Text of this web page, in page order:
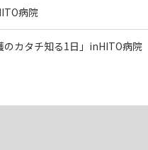
病院
のカタチ知る1日」inHITO病院